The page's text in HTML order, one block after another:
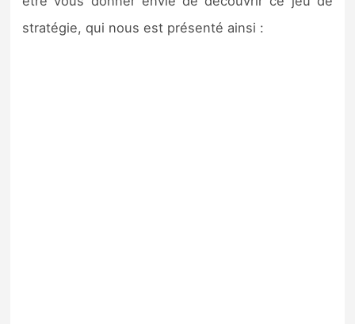
stratégie, qui nous est présenté ainsi :